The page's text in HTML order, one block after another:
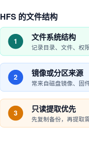
HFS 的文件结构
1 文件系统结构
记录目录、文件、权
2 镜像或分区来源
常来自磁盘镜像、固
3 只读提取优先
先复制备份，再提取